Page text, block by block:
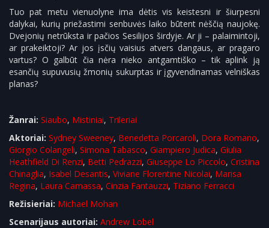
Tuo pat metu vienuolyne ima dėtis vis keistesni ir šiurpesni
dalykai, kurių priežastimi senbuvės laiko būtent nėščią naujokę.
Dvejonių netrūksta ir pačios Sesilijos širdyje. Ar ji – palaimintoji,
ar prakeiktoji? Ar jos įsčių vaisius atvers dangaus, ar pragaro
vartus? O galbūt čia nėra nieko antgamtiško – tik aplink ją
esančių supuvusių žmonių sukurptas ir įgyvendinamas velniškas
planas?
Žanrai: Siaubo, Mistiniai, Trileriai
Aktoriai: Sydney Sweeney, Benedetta Porcaroli, Dora Romano,
Giorgio Colangeli, Simona Tabasco, Giampiero Judica, Giulia
Heathfield Di Renzi, Betti Pedrazzi, Giuseppe Lo Piccolo, Cristina
Chinaglia, Isabel Desantis, Viviane Florentine Nicolai, Marisa
Regina, Laura Camassa, Cinzia Fantauzzi, Tiziano Ferracci
Režisieriai: Michael Mohan
Scenarijaus autoriai: Andrew Lobel